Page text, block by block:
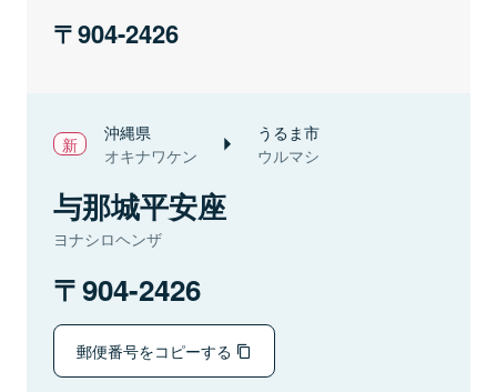
904-2426
沖縄県
オキナワケン
うるま市
ウルマシ
与那城平安座
ヨナシロヘンザ
904-2426
郵便番号をコピーする